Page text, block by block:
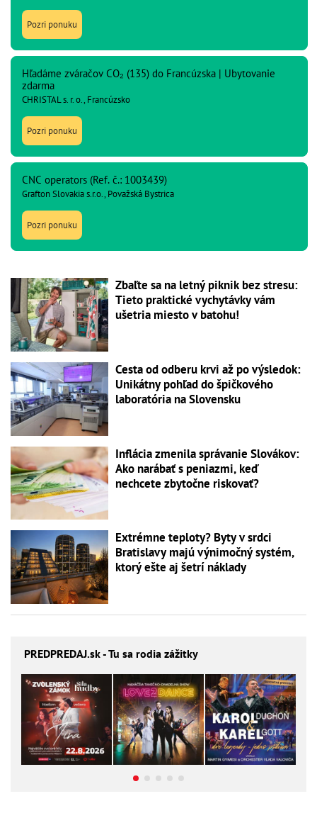
Pozri ponuku
Hľadáme zváračov CO₂ (135) do Francúzska | Ubytovanie
zdarma
CHRISTAL s. r. o., Francúzsko
Pozri ponuku
CNC operators (Ref. č.: 1003439)
Grafton Slovakia s.r.o., Považská Bystrica
Pozri ponuku
Zbaľte sa na letný piknik bez stresu:
Tieto praktické vychytávky vám
ušetria miesto v batohu!
Cesta od odberu krvi až po výsledok:
Unikátny pohľad do špičkového
laboratória na Slovensku
Inflácia zmenila správanie Slovákov:
Ako narábať s peniazmi, keď
nechcete zbytočne riskovať?
Extrémne teploty? Byty v srdci
Bratislavy majú výnimočný systém,
ktorý ešte aj šetrí náklady
PREDPREDAJ.sk - Tu sa rodia zážitky